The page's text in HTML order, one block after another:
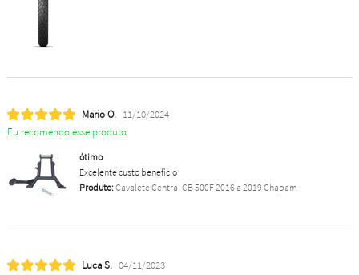
Mario O. 11/10/2024
Eu recomendo esse produto.
ótimo
Excelente custo benefício
Produto:Cavalete Central CB 500F 2016 a 2019 Chapam
Luca S. 04/11/2023